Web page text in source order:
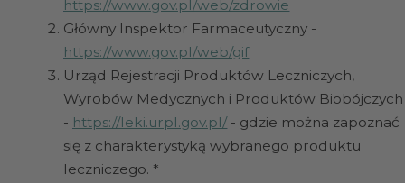
https://www.gov.pl/web/zdrowie
Główny Inspektor Farmaceutyczny -
https://www.gov.pl/web/gif
Urząd Rejestracji Produktów Leczniczych,
Wyrobów Medycznych i Produktów Biobójczych
- https://leki.urpl.gov.pl/ - gdzie można zapoznać
się z charakterystyką wybranego produktu
leczniczego. *